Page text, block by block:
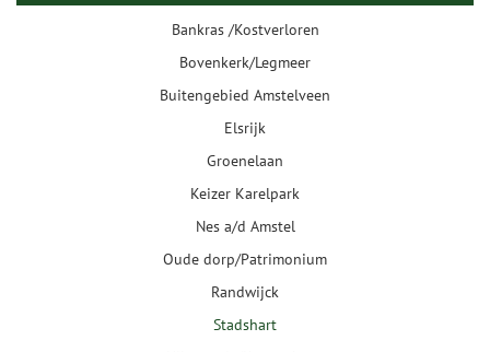
Bankras /Kostverloren
Bovenkerk/Legmeer
Buitengebied Amstelveen
Elsrijk
Groenelaan
Keizer Karelpark
Nes a/d Amstel
Oude dorp/Patrimonium
Randwijck
Stadshart